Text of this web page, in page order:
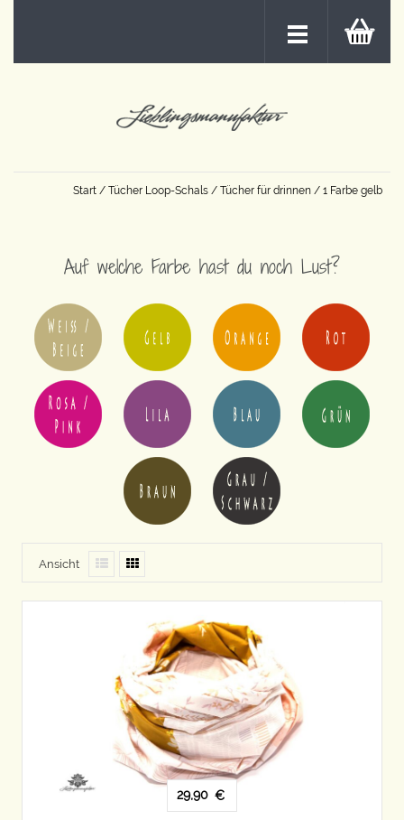
Start / Tücher Loop-Schals / Tücher für drinnen / 1 Farbe gelb
Auf welche Farbe hast du noch Lust?
Ansicht
29,90 €